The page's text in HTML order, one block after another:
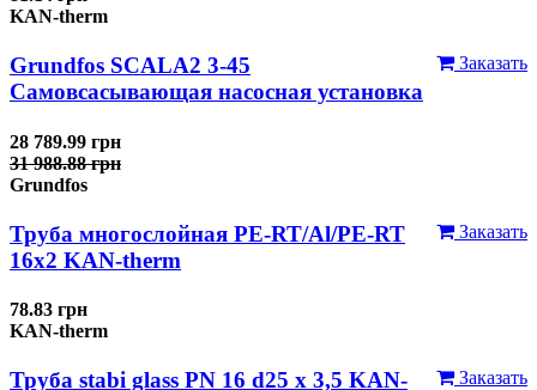
KAN-therm
Заказать
Grundfos SCALA2 3-45
Самовсасывающая насосная установка
28 789.99 грн
31 988.88 грн
Grundfos
Заказать
Труба многослойная PE-RT/Al/PE-RT
16x2 KAN-therm
78.83 грн
KAN-therm
Заказать
Труба stabi glass PN 16 d25 х 3,5 KAN-